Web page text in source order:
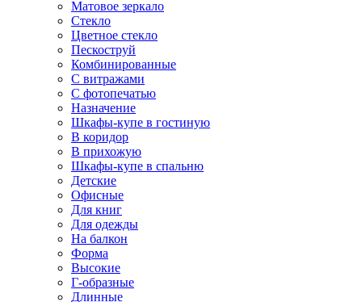
Матовое зеркало
Стекло
Цветное стекло
Пескоструй
Комбинированные
С витражами
С фотопечатью
Назначение
Шкафы-купе в гостиную
В коридор
В прихожую
Шкафы-купе в спальню
Детские
Офисные
Для книг
Для одежды
На балкон
Форма
Высокие
Г-образные
Длинные